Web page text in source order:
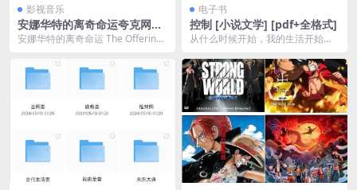
影视音乐
安娜华特的离奇命运夸克网盘
下载 The Offering
安娜华特的离奇命运 The Offering
电子书
控制 [ 小说文学] [pdf+全格式]
从什么时候开始，我的生活开始拧
哈佛大学一年级新生的...